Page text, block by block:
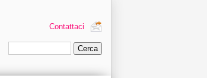
Contattaci